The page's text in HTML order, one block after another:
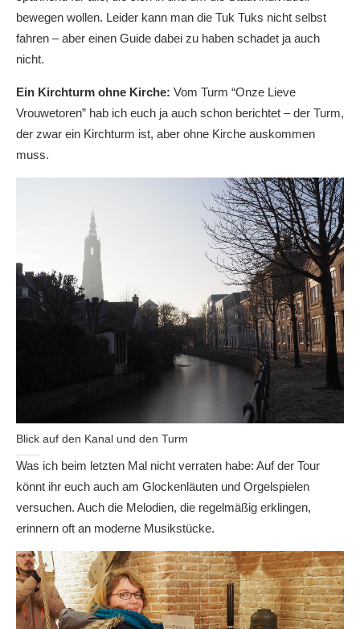
bewegen wollen. Leider kann man die Tuk Tuks nicht selbst
fahren – aber einen Guide dabei zu haben schadet ja auch
nicht.
Ein Kirchturm ohne Kirche: Vom Turm “Onze Lieve
Vrouwetoren” hab ich euch ja auch schon berichtet – der Turm,
der zwar ein Kirchturm ist, aber ohne Kirche auskommen
muss.
Blick auf den Kanal und den Turm
Was ich beim letzten Mal nicht verraten habe: Auf der Tour
könnt ihr euch auch am Glockenläuten und Orgelspielen
versuchen. Auch die Melodien, die regelmäßig erklingen,
erinnern oft an moderne Musikstücke.